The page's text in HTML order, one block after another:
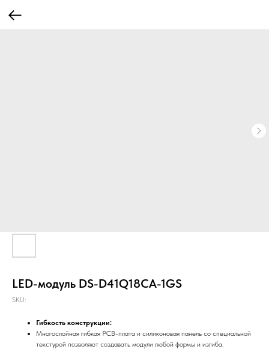
LED-модуль DS-D41Q18CA-1GS
SKU:
Гибкость конструкции:
Многослойная гибкая PCB-плата и силиконовая панель со специальной
текстурой позволяют создавать модули любой формы и изгиба.